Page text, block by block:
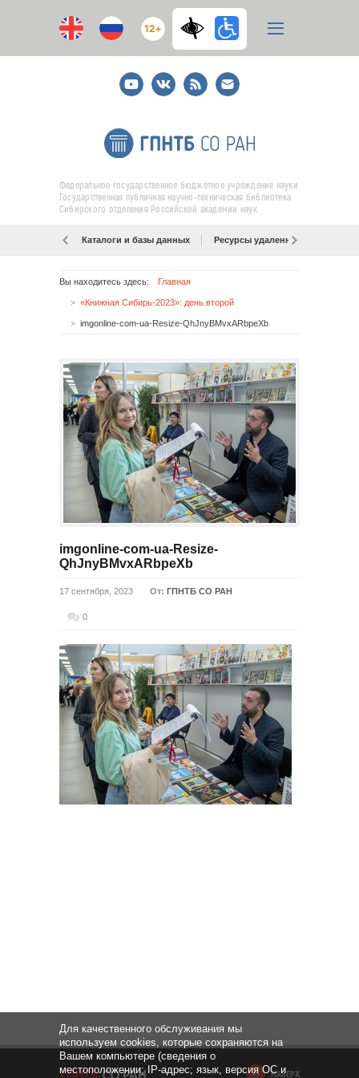
12+
YoutubeВКонтакте
RSS
E-
mail
подписка
Федеральное государственное бюджетное учреждение науки
Государственная публичная научно-техническая библиотека
Сибирского отделения Российской академии наук
Каталоги и базы данных Ресурсы удаленного доступа
Вы находитесь здесь: Главная
«Книжная Сибирь-2023»: день второй
imgonline-com-ua-Resize-QhJnyBMvxARbpeXb
imgonline-com-ua-Resize-
QhJnyBMvxARbpeXb
17 сентября, 2023 От: ГПНТБ СО РАН
0
НАВЕРХ
Для качественного обслуживания мы
используем cookies, которые сохраняются на
Вашем компьютере (сведения о
местоположении; IP-адрес; язык, версия ОС и